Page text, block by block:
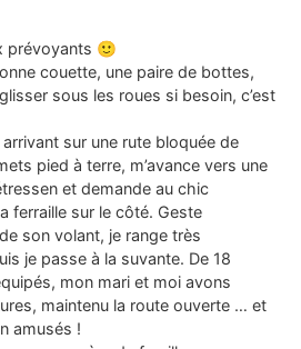
prévoyants 🙂
couette, une paire de bottes,
sous les roues si besoin, c’est
sur une rute bloquée de
pied à terre, m’avance vers une
et demande au chic
ferraille sur le côté. Geste
son volant, je range très
je passe à la suvante. De 18
mon mari et moi avons
maintenu la route ouverte … et
amusés !